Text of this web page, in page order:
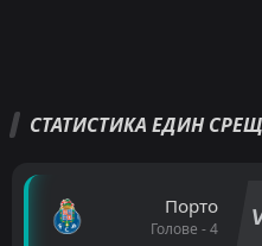
СТАТИСТИКА ЕДИН
Порто
Голове - 4